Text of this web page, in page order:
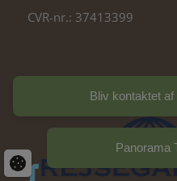
CVR-nr.: 37413399
Bliv kontaktet
Panorama